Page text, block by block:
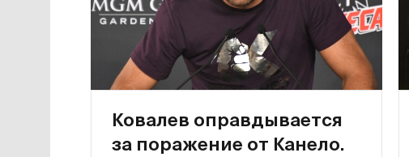
Ковалев оправдывается
за поражение от Канело.